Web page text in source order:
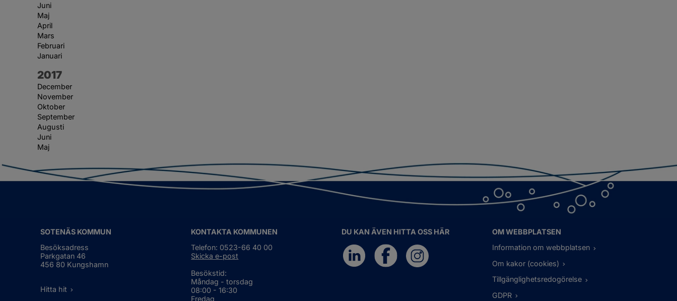
Juni
Maj
April
Mars
Februari
Januari
År:
2017
December
November
Oktober
September
Augusti
Juni
Maj
SOTENÄS KOMMUN
Besöksadress
Parkgatan 46
456 80 Kungshamn
Hitta hit
KONTAKTA KOMMUNEN
Telefon: 0523-66 40 00
Skicka e-post
Besökstid:
Måndag - torsdag
08:00 - 16:30
Fredag
DU KAN ÄVEN HITTA OSS HÄR
OM WEBBPLATSEN
Information om webbplatsen
Om kakor (cookies)
Tillgänglighetsredogörelse
GDPR